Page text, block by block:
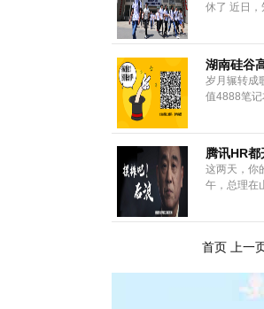
休了 近日，
湖南硅谷
岁月辗转成
值4888笔记
腾讯HR
这两天，你
午，总理在
首页 上一